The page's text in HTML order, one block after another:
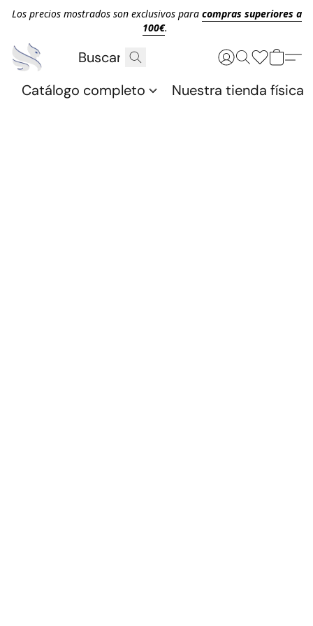
Los precios mostrados son exclusivos para compras superiores a
100€.
Catálogo completo Nuestra tienda física